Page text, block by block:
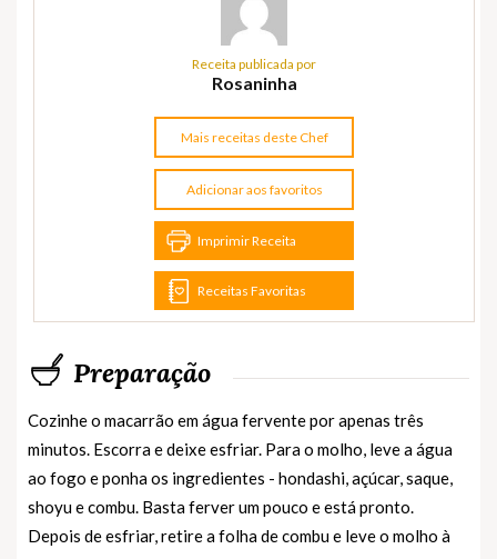
Receita publicada por
Rosaninha
Mais receitas deste Chef
Adicionar aos favoritos
Imprimir Receita
Receitas Favoritas
Preparação
Cozinhe o macarrão em água fervente por apenas três
minutos. Escorra e deixe esfriar. Para o molho, leve a água
ao fogo e ponha os ingredientes - hondashi, açúcar, saque,
shoyu e combu. Basta ferver um pouco e está pronto.
Depois de esfriar, retire a folha de combu e leve o molho à